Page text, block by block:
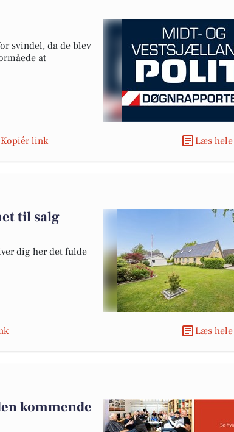
svindel, da de blev
at
Kopiér link Læs
til salg
dig her det fulde
Læs
kommende